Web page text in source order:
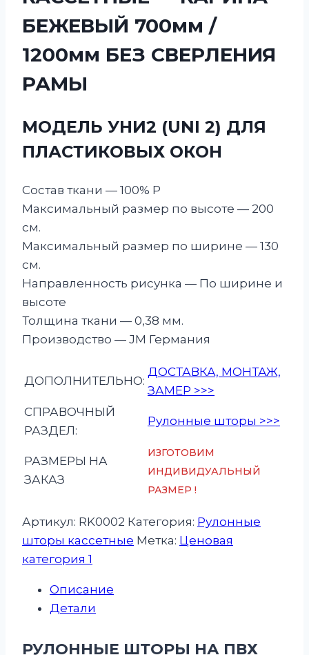
БЕЖЕВЫЙ 700мм /
1200мм БЕЗ СВЕРЛЕНИЯ
РАМЫ
МОДЕЛЬ УНИ2 (UNI 2) ДЛЯ
ПЛАСТИКОВЫХ ОКОН
Состав ткани — 100% P
Максимальный размер по высоте — 200
см.
Максимальный размер по ширине — 130
см.
Направленность рисунка — По ширине и
высоте
Толщина ткани — 0,38 мм.
Производство — JM Германия
ДОПОЛНИТЕЛЬНО:
ДОСТАВКА, МОНТАЖ,
ЗАМЕР >>>
СПРАВОЧНЫЙ
РАЗДЕЛ:
Рулонные шторы >>>
РАЗМЕРЫ НА
ЗАКАЗ
ИЗГОТОВИМ
ИНДИВИДУАЛЬНЫЙ
РАЗМЕР !
Артикул: RK0002 Категория: Рулонные
шторы кассетные Метка: Ценовая
категория 1
Описание
Детали
РУЛОННЫЕ ШТОРЫ НА ПВХ